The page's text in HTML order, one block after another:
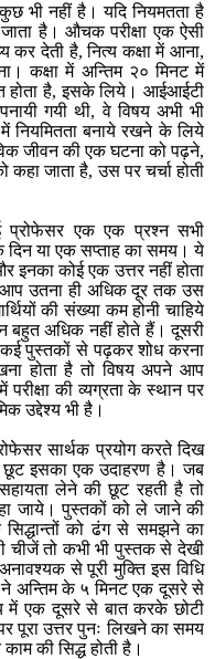
भी नहीं है। यदि नियमतता है
है। औचक परीक्षा एक ऐसी
कर देती है, नित्य कक्षा में आना,
कक्षा में अन्तिम २० मिनट में
होता है, इसके लिये। आईआईटी
गयी थी, वे विषय अभी भी
नियमितता बनाये रखने के लिये
जीवन की एक घटना को पढ़ने,
जाता है, उस पर चर्चा होती
प्रोफेसर एक एक प्रश्न सभी
दिन या एक सप्ताह का समय। ये
इनका कोई एक उत्तर नहीं होता
आप उतना ही अधिक दूर तक उस
की संख्या कम होनी चाहिये
बहुत अधिक नहीं होते हैं। दूसरी
कई पुस्तकों से पढ़कर शोध करना
होता है तो विषय अपने आप
परीक्षा की व्यग्रता के स्थान पर
उद्देश्य भी है।
सार्थक प्रयोग करते दिख
छूट इसका एक उदाहरण है। जब
लेने की छूट रहती है तो
जाये। पुस्तकों को ले जाने की
को ढंग से समझने का
चीजें तो कभी भी पुस्तक से देखी
से पूरी मुक्ति इस विधि
ने अन्तिम के ५ मिनट एक दूसरे से
में एक दूसरे से बात करके छोटी
पूरा उत्तर पुनः लिखने का समय
की सिद्ध होती है।